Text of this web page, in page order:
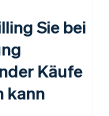
Sie bei
Käufe
kann